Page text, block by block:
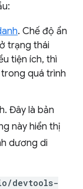
. Chế độ ẩn
trạng thái
tiện ích, thì
quá trình
Đây là bản
này hiển thị
dương di
devtools-